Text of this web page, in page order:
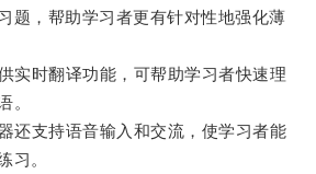
题，帮助学习者更有针对性地强化薄
时翻译功能，可帮助学习者快速理
。
支持语音输入和交流，使学习者能
习。